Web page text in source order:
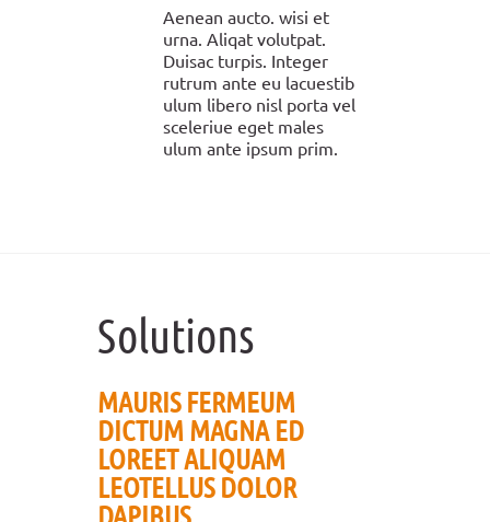
Aenean aucto. wisi et
urna. Aliqat volutpat.
Duisac turpis. Integer
rutrum ante eu lacuestib
ulum libero nisl porta vel
sceleriue eget males
ulum ante ipsum prim.
Solutions
MAURIS FERMEUM
DICTUM MAGNA ED
LOREET ALIQUAM
LEOTELLUS DOLOR
DAPIBUS